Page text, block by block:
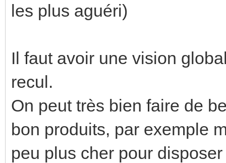
les plus aguéri)
Il faut avoir une vision
recul.
On peut très bien faire de
bon produits, par exemple
peu plus cher pour